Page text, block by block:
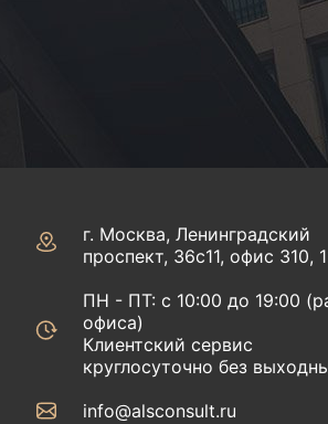
г. Москва, Ленинградский
проспект, 36с11, офис 310,
ПН - ПТ: с 10:00 до 19:00
офиса)
Клиентский сервис
круглосуточно без
info@alsconsult.ru